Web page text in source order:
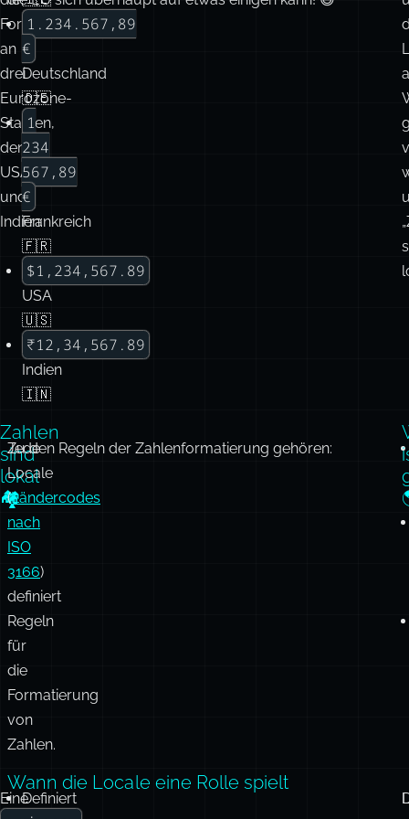
Formatierung
an
drei
Eurozone-
Staaten,
den
USA
und
Indien:
1.234.567,89
€
Deutschland
🇩🇪
1
234
567,89
€
Frankreich
🇫🇷
$1,234,567.89
USA
🇺🇸
₹12,34,567.89
Indien
🇮🇳
Zahlen
sind
lokal
🏘️
Jede
Locale
(Ländercodes
nach
ISO
3166)
definiert
Regeln
für
die
Formatierung
von
Zahlen.
Zu den Regeln der Zahlenformatierung gehören:
EineDefiniert
Wann die Locale eine Rolle spielt